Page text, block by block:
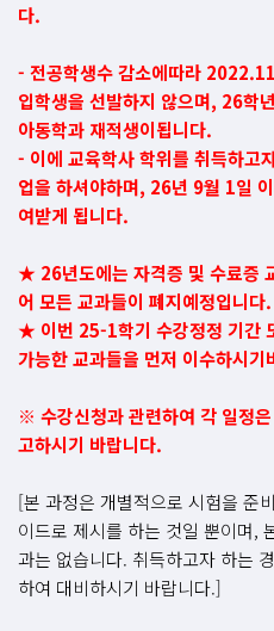
다.
- 전공학생수 감소에따라
입학생을 선발하지 않으며, 26학
아동학과 재적생이됩니다.
- 이에 교육학사 학위를 취득하고
업을 하셔야하며, 26년 9월 1일
여받게 됩니다.
★ 26년도에는 자격증 및 수료증
어 모든 교과들이 폐지예정입니다.
★ 이번 25-1학기 수강정정 기간
가능한 교과들을 먼저 이수하시기
※ 수강신청과 관련하여 각 일정
고하시기 바랍니다.
[본 과정은 개별적으로 시험을 준
이드로 제시를 하는 것일 뿐이며,
과는 없습니다. 취득하고자 하는
하여 대비하시기 바랍니다.]